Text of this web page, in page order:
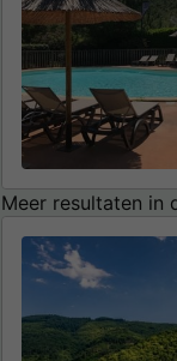
Meer resultaten in